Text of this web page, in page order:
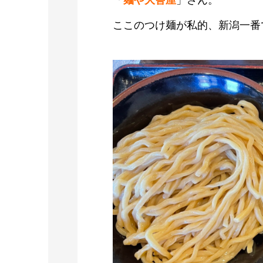
ここのつけ麺が私的、新潟一番